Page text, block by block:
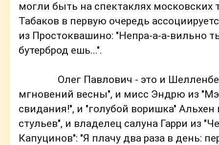
могли быть на спектаклях московских
Табаков в первую очередь
из Простоквашино: "Непра-а-а-вильно
бутерброд ешь...".
мгновений весны", и мисс Эндрю из
свидания!", и "голубой воришка"
стульев", и владелец салуна Гарри из
Капуцинов": "Я плачу два раза в день: